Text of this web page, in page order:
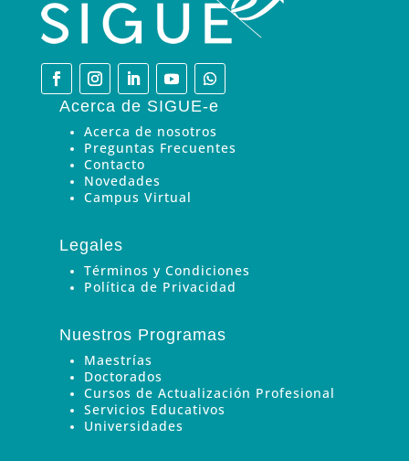
Acerca de SIGUE-e
Acerca de nosotros
Preguntas Frecuentes
Contacto
Novedades
Campus Virtual
Legales
Términos y Condiciones
Política de Privacidad
Nuestros Programas
Maestrías
Doctorados
Cursos de Actualización Profesional
Servicios Educativos
Universidades